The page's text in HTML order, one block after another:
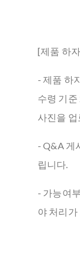
[제품 하
- 제품 하
수령 기
사진을 업
- Q&A 게
립니다.
- 가능여
야 처리가